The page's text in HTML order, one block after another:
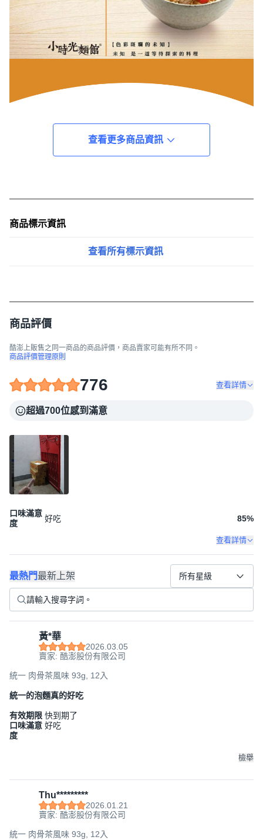
查看更多商品資訊
商品標示資訊
查看所有標示資訊
商品評價
酷澎上販售之同一商品的商品評價，商品賣家可能有所不同。
商品評價管理原則
776 查看詳情
超過700位感到滿意
口味滿意
度
好吃 85%
查看詳情
最熱門最新上架 所有星級
黃*華
2026.03.05
賣家: 酷澎股份有限公司
統一 肉骨茶風味 93g, 12入
統一的泡麵真的好吃
有效期限 快到期了
口味滿意
度
好吃
檢舉
Thu*********
2026.01.21
賣家: 酷澎股份有限公司
統一 肉骨茶風味 93g, 12入